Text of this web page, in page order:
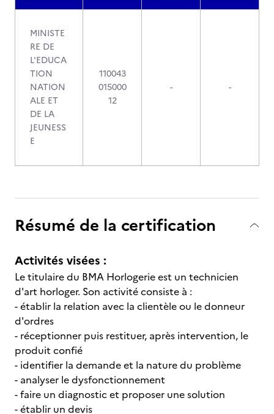
MINISTE
RE DE
L'EDUCA
TION
NATION
ALE ET
DE LA
JEUNESS
E
110043
015000
12
- -
Résumé de la certification
Activités visées :
Le titulaire du BMA Horlogerie est un technicien
d'art horloger. Son activité consiste à :
- établir la relation avec la clientèle ou le donneur
d'ordres
- réceptionner puis restituer, après intervention, le
produit confié
- identifier la demande et la nature du problème
- analyser le dysfonctionnement
- faire un diagnostic et proposer une solution
- établir un devis